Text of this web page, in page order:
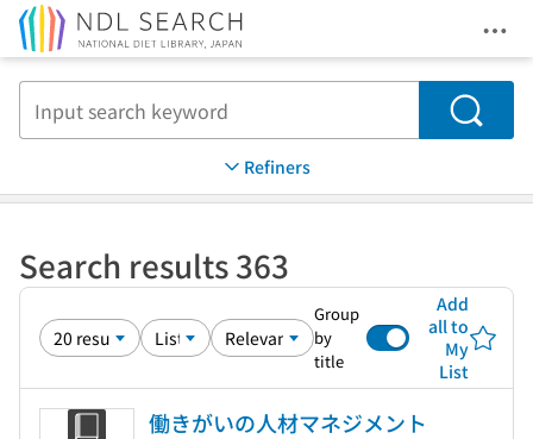
Search
Refiners
Search results 363
Group
by
title
Add
all to
My
List
働きがいの人材マネジメント